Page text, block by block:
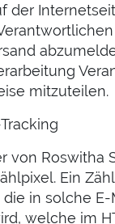
der
mitzuteilen.
von Roswitha
Ein
die in solche E-
welche im